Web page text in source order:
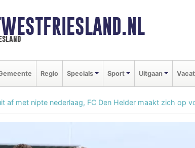
Regio Specials Sport Uitgaan
af met nipte nederlaag, FC Den Helder maakt zich op